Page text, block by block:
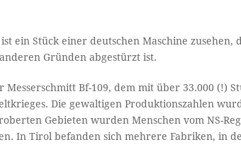
ein Stück einer deutschen Maschine zusehen,
Gründen abgestürzt ist.
Bf-109, dem mit über 33.000 (!)
Die gewaltigen Produktionszahlen
Gebieten wurden Menschen vom NS-
In Tirol befanden sich mehrere Fabriken, in